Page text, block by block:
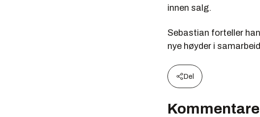
innen salg.
Sebastian forteller
nye høyder i
Del